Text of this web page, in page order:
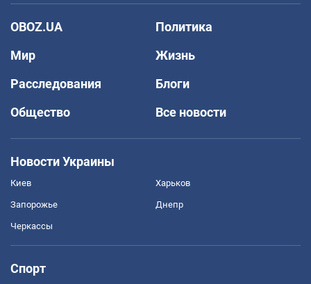
OBOZ.UA
Политика
Мир
Жизнь
Расследования
Блоги
Общество
Все новости
Новости Украины
Киев Харьков
Запорожье Днепр
Черкассы
Спорт